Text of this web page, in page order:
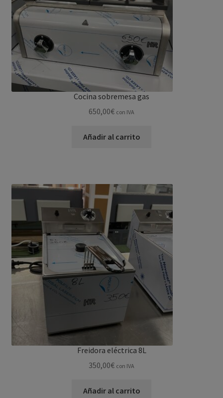
Cocina sobremesa gas
650,00€ con IVA
Añadir al carrito
Freidora eléctrica 8L
350,00€ con IVA
Añadir al carrito